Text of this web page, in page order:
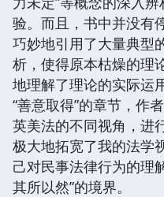
验。而且，书中并没有
巧妙地引用了大量典型
析，使得原本枯燥的理
地理解了理论的实际运
“善意取得”的章节，作
英美法的不同视角，进
极大地拓宽了我的法学
己对民事法律行为的理
其所以然”的境界。